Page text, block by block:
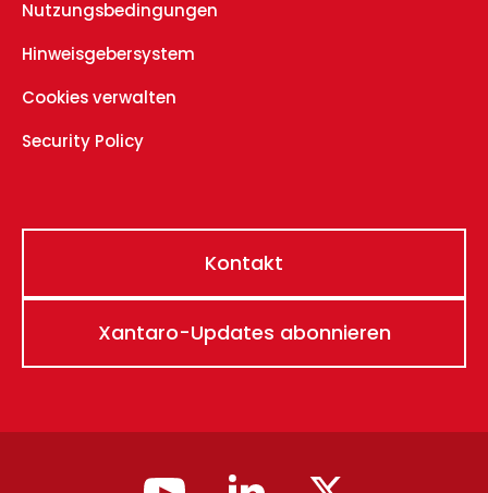
Nutzungsbedingungen
Hinweisgebersystem
Cookies verwalten
Security Policy
Kontakt
Xantaro-Updates abonnieren